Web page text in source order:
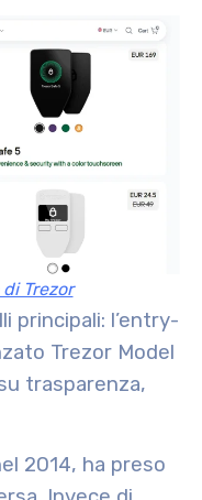
Trezor
principali: l’entry-
Trezor Model
trasparenza,
2014, ha preso